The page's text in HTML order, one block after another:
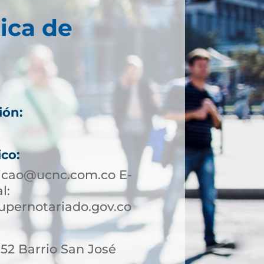
de
E-
Barrio San José